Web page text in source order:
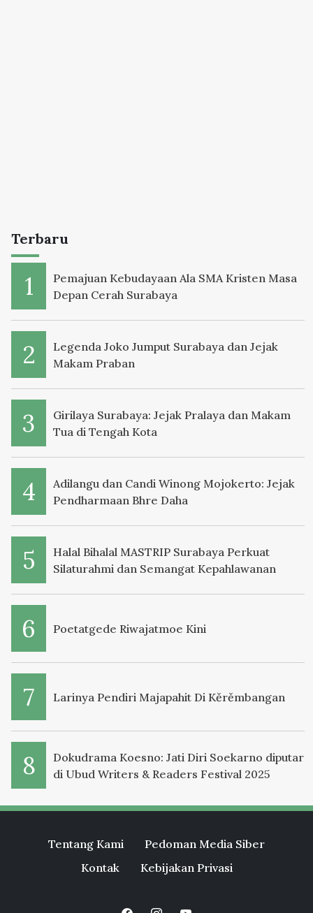
Terbaru
Pemajuan Kebudayaan Ala SMA Kristen Masa
Depan Cerah Surabaya
Legenda Joko Jumput Surabaya dan Jejak
Makam Praban
Girilaya Surabaya: Jejak Pralaya dan Makam
Tua di Tengah Kota
Adilangu dan Candi Winong Mojokerto: Jejak
Pendharmaan Bhre Daha
Halal Bihalal MASTRIP Surabaya Perkuat
Silaturahmi dan Semangat Kepahlawanan
Poetatgede Riwajatmoe Kini
Larinya Pendiri Majapahit Di Kěrěmbangan
Dokudrama Koesno: Jati Diri Soekarno diputar
di Ubud Writers & Readers Festival 2025
Tentang Kami
Pedoman Media Siber
Kontak
Kebijakan Privasi